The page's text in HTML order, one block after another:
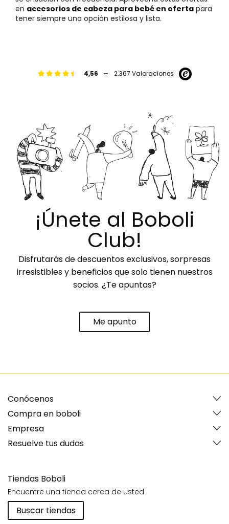
en accesorios de cabeza para bebé en oferta para
tener siempre una opción estilosa y lista.
4,56 - 2.367 Valoraciones
¡Únete al Boboli
Club!
Disfrutarás de descuentos exclusivos, sorpresas
irresistibles y beneficios que solo tienen nuestros
socios. ¿Te apuntas?
Me apunto
Conócenos
Compra en boboli
Empresa
Resuelve tus dudas
Tiendas Boboli
Encuentre una tienda cerca de usted
Buscar tiendas